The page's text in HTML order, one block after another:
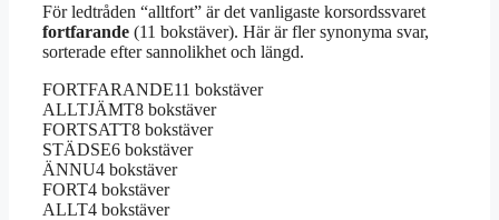
För ledtråden “alltfort” är det vanligaste korsordssvaret
fortfarande (11 bokstäver). Här är fler synonyma svar,
sorterade efter sannolikhet och längd.
FORTFARANDE11 bokstäver
ALLTJÄMT8 bokstäver
FORTSATT8 bokstäver
STÄDSE6 bokstäver
ÄNNU4 bokstäver
FORT4 bokstäver
ALLT4 bokstäver